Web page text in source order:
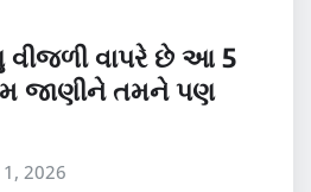
વીજળી વાપરે છે આ 5
જાણીને તમને પણ
2026